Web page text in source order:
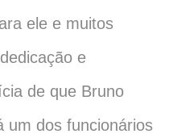
ele e muitos
e
de que Bruno
um dos funcionários